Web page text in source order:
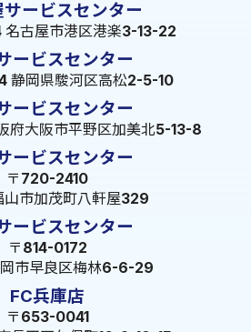
ービスセンター
古屋市港区港楽3-13-22
ービスセンター
静岡県駿河区高松2-5-10
ービスセンター
府大阪市平野区加美北5-13-8
ービスセンター
〒720-2410
山市加茂町八軒屋329
ービスセンター
〒814-0172
市早良区梅林6-6-29
FC兵庫店
〒653-0041